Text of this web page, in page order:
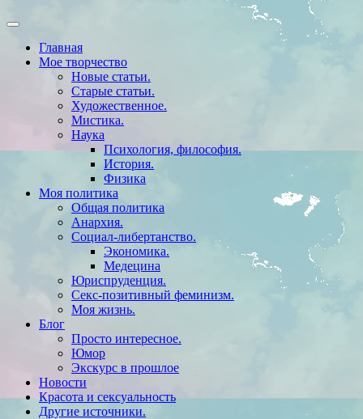
Главная
Мое творчество
Новые статьи.
Старые статьи.
Художественное.
Мистика.
Наука
Психология, философия.
История.
Физика
Моя политика
Общая политика
Анархия.
Социал-либертанство.
Экономика.
Медецина
Юриспруденция.
Секс-позитивный феминизм.
Моя жизнь.
Блог
Просто интересное.
Юмор
Экскурс в прошлое
Новости
Красота и сексуальность
Другие источники.